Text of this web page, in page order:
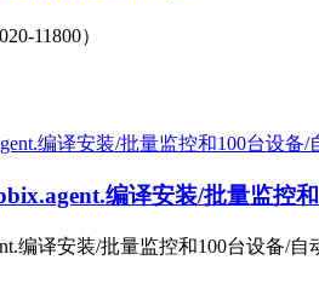
11800）
编译安装/批量监控
编译安装/批量监控和100台设备/自